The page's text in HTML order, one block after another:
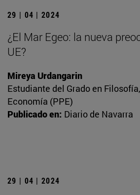
29 | 04 | 2024
¿El Mar Egeo: la nueva
UE?
Mireya Urdangarin
Estudiante del Grado en
Economía (PPE)
Publicado en: Diario de Navarra
29 | 04 | 2024